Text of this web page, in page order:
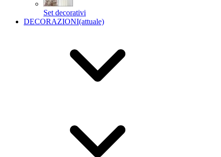
Set decorativi
DECORAZIONI(attuale)